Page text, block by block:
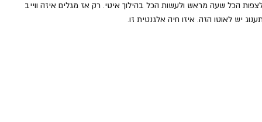
הכל שעה מראש ולעשות הכל בהילוך איטי. רק אז מגלים איזה ווייב
יש לאוטו הזה. איזו חיה אלגנטית זו.